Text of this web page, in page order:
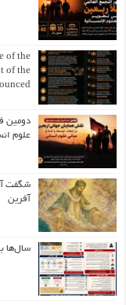
of the
of the
دومین
علوم
شگفت
آفرین
سال‌ها